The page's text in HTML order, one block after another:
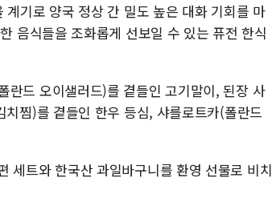
기로 양국 정상 간 밀도 높은 대화 기회를 마
음식들을 조화롭게 선보일 수 있는 퓨전 한식
란드 오이샐러드)를 곁들인 고기말이, 된장 사
찜)를 곁들인 한우 등심, 샤를로트카(폴란드
세트와 한국산 과일바구니를 환영 선물로 비치